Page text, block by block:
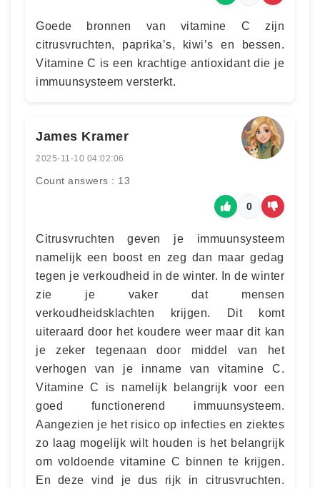
Goede bronnen van vitamine C zijn
citrusvruchten, paprika’s, kiwi’s en bessen.
Vitamine C is een krachtige antioxidant die je
immuunsysteem versterkt.
James Kramer
2025-11-10 04:02:06
Count answers : 13
0
Citrusvruchten geven je immuunsysteem
namelijk een boost en zeg dan maar gedag
tegen je verkoudheid in de winter. In de winter
zie je vaker dat mensen
verkoudheidsklachten krijgen. Dit komt
uiteraard door het koudere weer maar dit kan
je zeker tegenaan door middel van het
verhogen van je inname van vitamine C.
Vitamine C is namelijk belangrijk voor een
goed functionerend immuunsysteem.
Aangezien je het risico op infecties en ziektes
zo laag mogelijk wilt houden is het belangrijk
om voldoende vitamine C binnen te krijgen.
En deze vind je dus rijk in citrusvruchten.